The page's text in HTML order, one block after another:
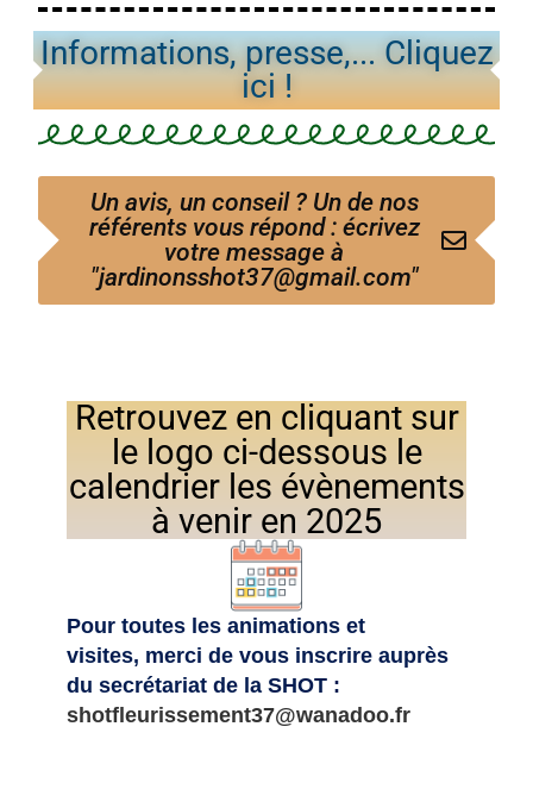
Informations, presse,... Cliquez
ici !
Un avis, un conseil ? Un de nos
référents vous répond : écrivez
votre message à
"jardinonsshot37@gmail.com"
Retrouvez en cliquant sur
le logo ci-dessous le
calendrier les évènements
à venir en 2025
Pour toutes les animations et
visites, merci de vous inscrire auprès
du secrétariat de la SHOT :
shotfleurissement37@wanadoo.fr